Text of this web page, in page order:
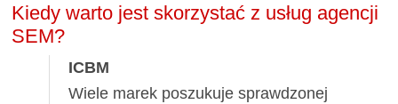
Kiedy warto jest skorzystać z usług agencji
SEM?
ICBM
Wiele marek poszukuje sprawdzonej